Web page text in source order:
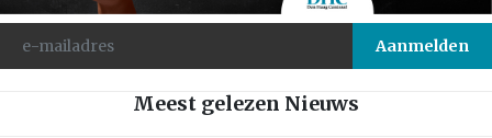
Meest gelezen Nieuws